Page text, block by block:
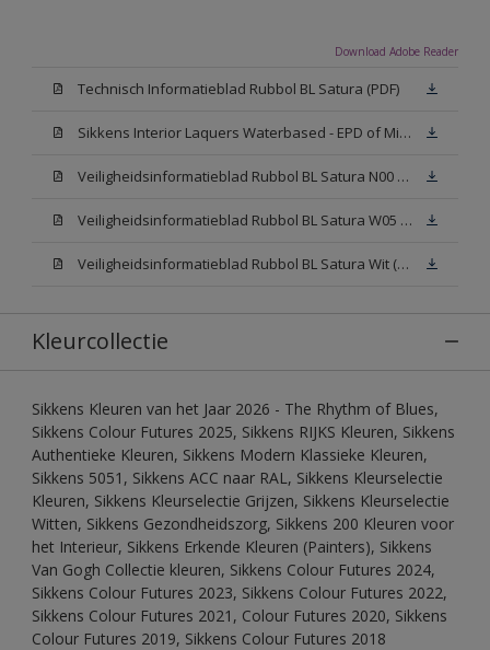
Download Adobe Reader
Technisch Informatieblad Rubbol BL Satura (PDF)
Sikkens Interior Laquers Waterbased - EPD of Milieuproductverklaring
Veiligheidsinformatieblad Rubbol BL Satura N00 (MSDS)
Veiligheidsinformatieblad Rubbol BL Satura W05 (MSDS)
Veiligheidsinformatieblad Rubbol BL Satura Wit (MSDS)
Kleurcollectie
Sikkens Kleuren van het Jaar 2026 - The Rhythm of Blues,
Sikkens Colour Futures 2025, Sikkens RIJKS Kleuren, Sikkens
Authentieke Kleuren, Sikkens Modern Klassieke Kleuren,
Sikkens 5051, Sikkens ACC naar RAL, Sikkens Kleurselectie
Kleuren, Sikkens Kleurselectie Grijzen, Sikkens Kleurselectie
Witten, Sikkens Gezondheidszorg, Sikkens 200 Kleuren voor
het Interieur, Sikkens Erkende Kleuren (Painters), Sikkens
Van Gogh Collectie kleuren, Sikkens Colour Futures 2024,
Sikkens Colour Futures 2023, Sikkens Colour Futures 2022,
Sikkens Colour Futures 2021, Colour Futures 2020, Sikkens
Colour Futures 2019, Sikkens Colour Futures 2018